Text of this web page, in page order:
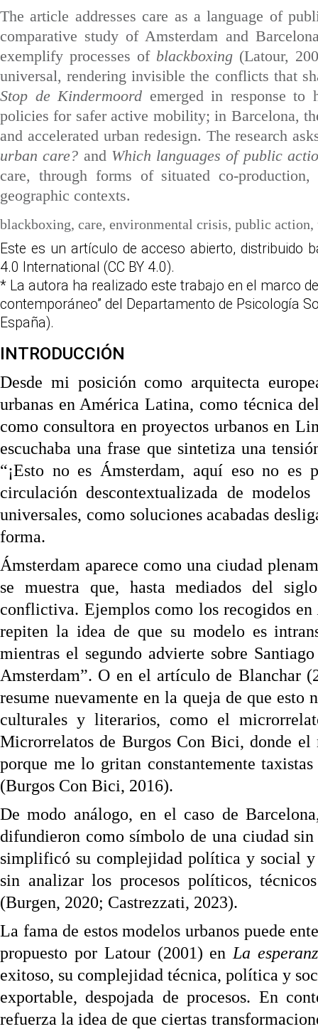
The article addresses care as a language of
comparative study of Amsterdam and
exemplify processes of blackboxing (Latour,
universal, rendering invisible the conflicts that
Stop de Kindermoord emerged in response to
policies for safer active mobility; in Barcelona,
and accelerated urban redesign. The research
urban care? and Which languages of public
care, through forms of situated co-
geographic contexts.
blackboxing, care, environmental crisis, public action,
Este es un artículo de acceso abierto, distribuido
4.0 International (CC BY 4.0).
* La autora ha realizado este trabajo en el marco
contemporáneo” del Departamento de Psicología
España).
INTRODUCCIÓN
Desde mi posición como arquitecta
urbanas en América Latina, como técnica
como consultora en proyectos urbanos en
escuchaba una frase que sintetiza una
“¡Esto no es Ámsterdam, aquí eso no
circulación descontextualizada de
universales, como soluciones acabadas
forma.
Ámsterdam aparece como una ciudad
se muestra que, hasta mediados del
conflictiva. Ejemplos como los recogidos en
repiten la idea de que su modelo es
mientras el segundo advierte sobre
Amsterdam”. O en el artículo de Blanchar
resume nuevamente en la queja de que esto
culturales y literarios, como el
Microrrelatos de Burgos Con Bici, donde el
porque me lo gritan constantemente
(Burgos Con Bici, 2016).
De modo análogo, en el caso de
difundieron como símbolo de una ciudad
simplificó su complejidad política y social
sin analizar los procesos políticos,
(Burgen, 2020; Castrezzati, 2023).
La fama de estos modelos urbanos puede
propuesto por Latour (2001) en La
exitoso, su complejidad técnica, política y
exportable, despojada de procesos. En
refuerza la idea de que ciertas